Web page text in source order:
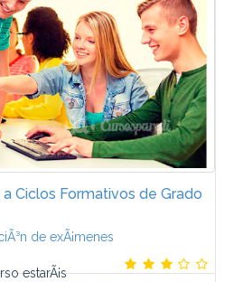
Ciclos Formativos de Grado
de exÃ¡menes
estarÃ¡s